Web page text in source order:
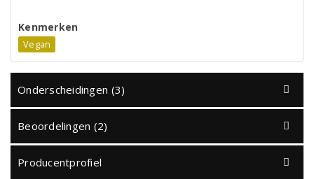
Kenmerken
Vegan
Onderscheidingen (3)
Beoordelingen (2)
Producentprofiel